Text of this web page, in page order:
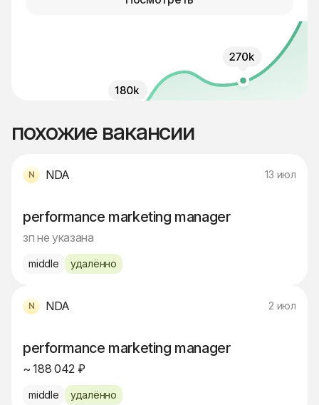
похожие вакансии
NDA 13 июл
performance marketing manager
зп не указана
middle удалённо
NDA 2 июл
performance marketing manager
~ 188 042 ₽
middle удалённо